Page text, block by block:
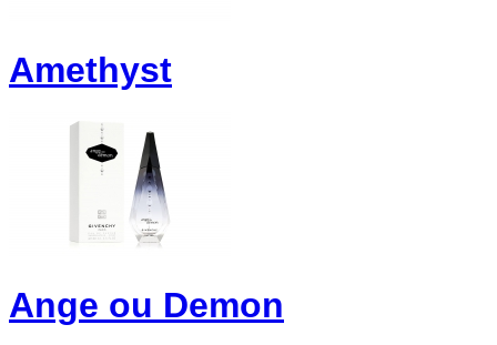
Amethyst
Ange ou Demon